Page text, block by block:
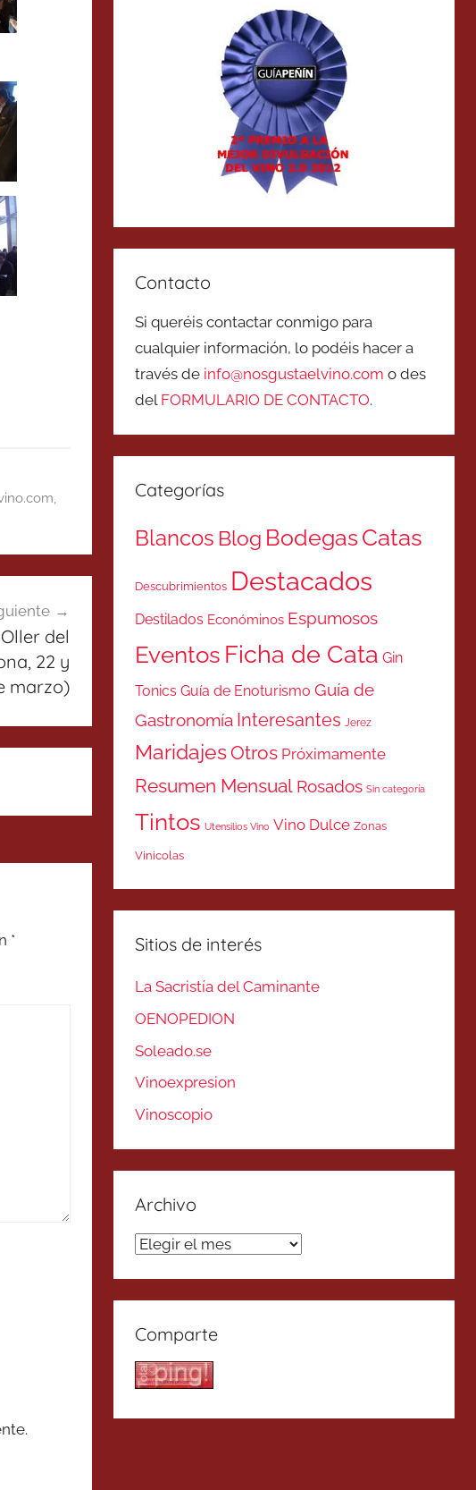
del
22 y
marzo)
*
Contacto
Si queréis contactar conmigo para
cualquier información, lo podéis hacer a
través de info@nosgustaelvino.com o des
del FORMULARIO DE CONTACTO.
Categorías
Blancos Blog BodegasCatas
Descubrimientos Destacados
Destilados Económinos Espumosos
Eventos Ficha de Cata Gin
Tonics Guía de Enoturismo Guía de
Gastronomía Interesantes Jerez
MaridajesOtros Próximamente
Resumen Mensual Rosados Sin categoría
Tintos Utensilios Vino Vino Dulce Zonas
Vinicolas
Sitios de interés
La Sacristía del Caminante
OENOPEDION
Soleado.se
Vinoexpresion
Vinoscopio
Archivo
Archivo
Comparte